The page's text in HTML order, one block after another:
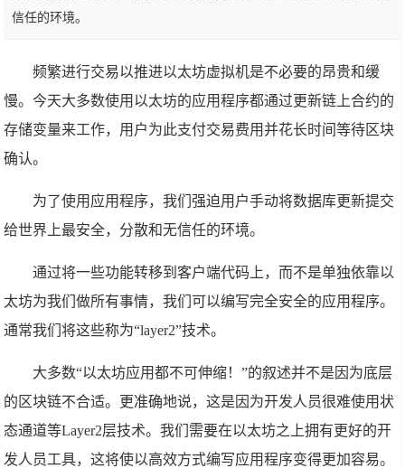
信任的环境。
频繁进行交易以推进以太坊虚拟机是不必要的昂贵和缓
慢。今天大多数使用以太坊的应用程序都通过更新链上合约的
存储变量来工作，用户为此支付交易费用并花长时间等待区块
确认。
为了使用应用程序，我们强迫用户手动将数据库更新提交
给世界上最安全，分散和无信任的环境。
通过将一些功能转移到客户端代码上，而不是单独依靠以
太坊为我们做所有事情，我们可以编写完全安全的应用程序。
通常我们将这些称为“layer2”技术。
大多数“以太坊应用都不可伸缩！”的叙述并不是因为底层
的区块链不合适。更准确地说，这是因为开发人员很难使用状
态通道等Layer2层技术。我们需要在以太坊之上拥有更好的开
发人员工具，这将使以高效方式编写应用程序变得更加容易。